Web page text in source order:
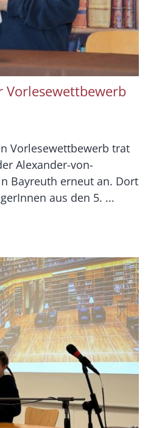
Vorlesewettbewerb trat
Alexander-von-
Bayreuth erneut an. Dort
aus den 5. ...